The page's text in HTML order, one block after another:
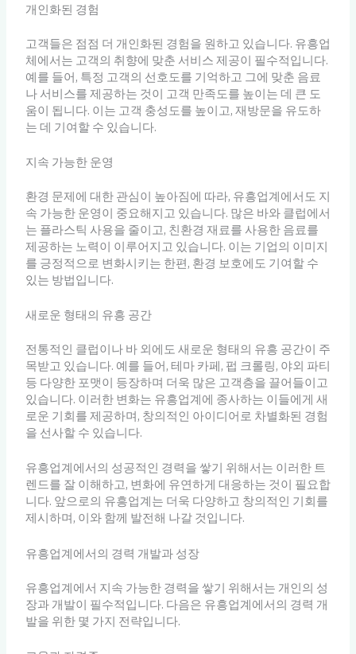
개인화된 경험
고객들은 점점 더 개인화된 경험을 원하고 있습니다. 유흥업
체에서는 고객의 취향에 맞춘 서비스 제공이 필수적입니다.
예를 들어, 특정 고객의 선호도를 기억하고 그에 맞춘 음료
나 서비스를 제공하는 것이 고객 만족도를 높이는 데 큰 도
움이 됩니다. 이는 고객 충성도를 높이고, 재방문을 유도하
는 데 기여할 수 있습니다.
지속 가능한 운영
환경 문제에 대한 관심이 높아짐에 따라, 유흥업계에서도 지
속 가능한 운영이 중요해지고 있습니다. 많은 바와 클럽에서
는 플라스틱 사용을 줄이고, 친환경 재료를 사용한 음료를
제공하는 노력이 이루어지고 있습니다. 이는 기업의 이미지
를 긍정적으로 변화시키는 한편, 환경 보호에도 기여할 수
있는 방법입니다.
새로운 형태의 유흥 공간
전통적인 클럽이나 바 외에도 새로운 형태의 유흥 공간이 주
목받고 있습니다. 예를 들어, 테마 카페, 펍 크롤링, 야외 파티
등 다양한 포맷이 등장하며 더욱 많은 고객층을 끌어들이고
있습니다. 이러한 변화는 유흥업계에 종사하는 이들에게 새
로운 기회를 제공하며, 창의적인 아이디어로 차별화된 경험
을 선사할 수 있습니다.
유흥업계에서의 성공적인 경력을 쌓기 위해서는 이러한 트
렌드를 잘 이해하고, 변화에 유연하게 대응하는 것이 필요합
니다. 앞으로의 유흥업계는 더욱 다양하고 창의적인 기회를
제시하며, 이와 함께 발전해 나갈 것입니다.
유흥업계에서의 경력 개발과 성장
유흥업계에서 지속 가능한 경력을 쌓기 위해서는 개인의 성
장과 개발이 필수적입니다. 다음은 유흥업계에서의 경력 개
발을 위한 몇 가지 전략입니다.